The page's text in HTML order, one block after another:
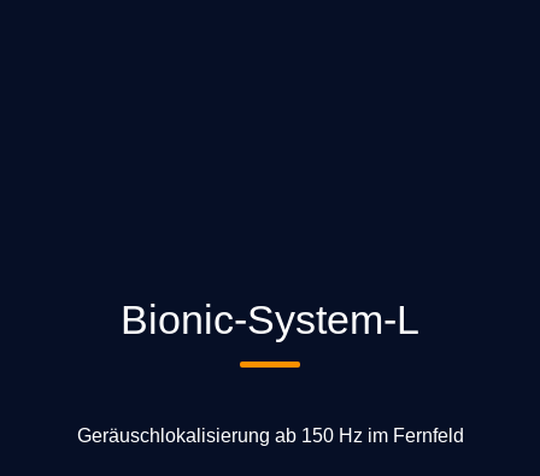
Bionic-System-L
Geräuschlokalisierung ab 150 Hz im Fernfeld